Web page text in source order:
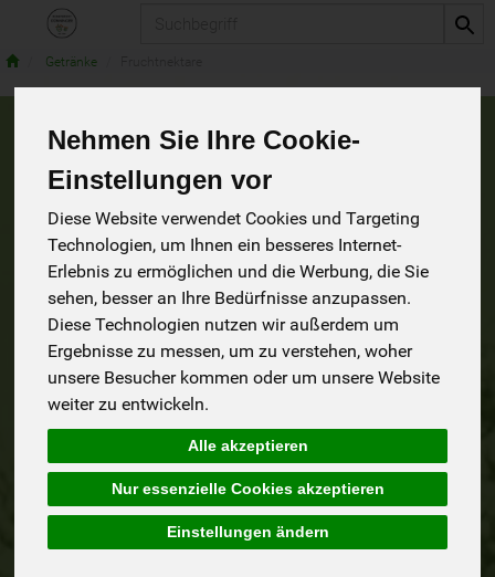
Nehmen Sie Ihre Cookie-
Einstellungen vor
Diese Website verwendet Cookies und Targeting
Technologien, um Ihnen ein besseres Internet-
Erlebnis zu ermöglichen und die Werbung, die Sie
sehen, besser an Ihre Bedürfnisse anzupassen.
Diese Technologien nutzen wir außerdem um
Ergebnisse zu messen, um zu verstehen, woher
unsere Besucher kommen oder um unsere Website
weiter zu entwickeln.
Alle akzeptieren
Nur essenzielle Cookies akzeptieren
Einstellungen ändern
Getränke
Fruchtnektare
9
Hersteller Ernährung Allergene